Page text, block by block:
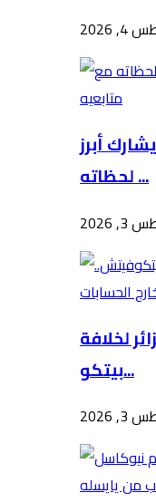
2026
أبرز
لحظاته ...
2026
لخلافة
بيتكو...
2026